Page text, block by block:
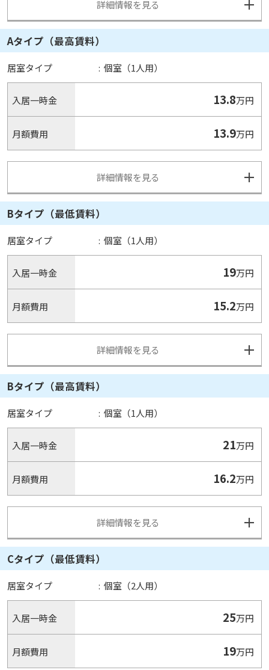
詳細情報を見る
Aタイプ（最高賃料）
居室タイプ : 個室（1人用）
入居一時金 13.8万円
月額費用 13.9万円
詳細情報を見る
Bタイプ（最低賃料）
居室タイプ : 個室（1人用）
入居一時金 19万円
月額費用 15.2万円
詳細情報を見る
Bタイプ（最高賃料）
居室タイプ : 個室（1人用）
入居一時金 21万円
月額費用 16.2万円
詳細情報を見る
Cタイプ（最低賃料）
居室タイプ : 個室（2人用）
入居一時金 25万円
月額費用 19万円